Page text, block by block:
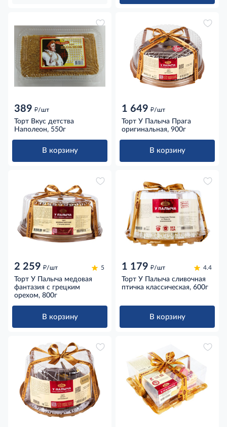
389 д/шт
Торт Вкус детства
Наполеон, 550г
В корзину
1 649 д/шт
Торт У Палыча Прага
оригинальная, 900г
В корзину
2 259 д/шт 5
Торт У Палыча медовая
фантазия с грецким
орехом, 800г
В корзину
1 179 д/шт 4.4
Торт У Палыча сливочная
птичка классическая, 600г
В корзину